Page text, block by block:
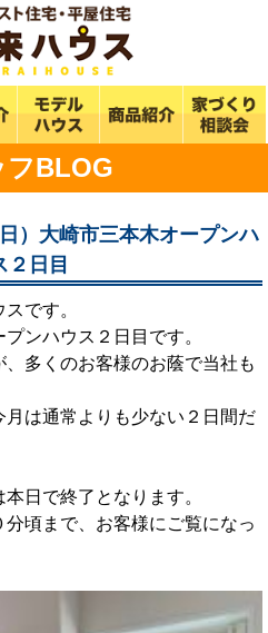
フBLOG
）大崎市三本木オープンハ
２日目
です。
ンハウス２日目です。
多くのお客様のお蔭で当社も
は通常よりも少ない２日間だ
日で終了となります。
頃まで、お客様にご覧になっ